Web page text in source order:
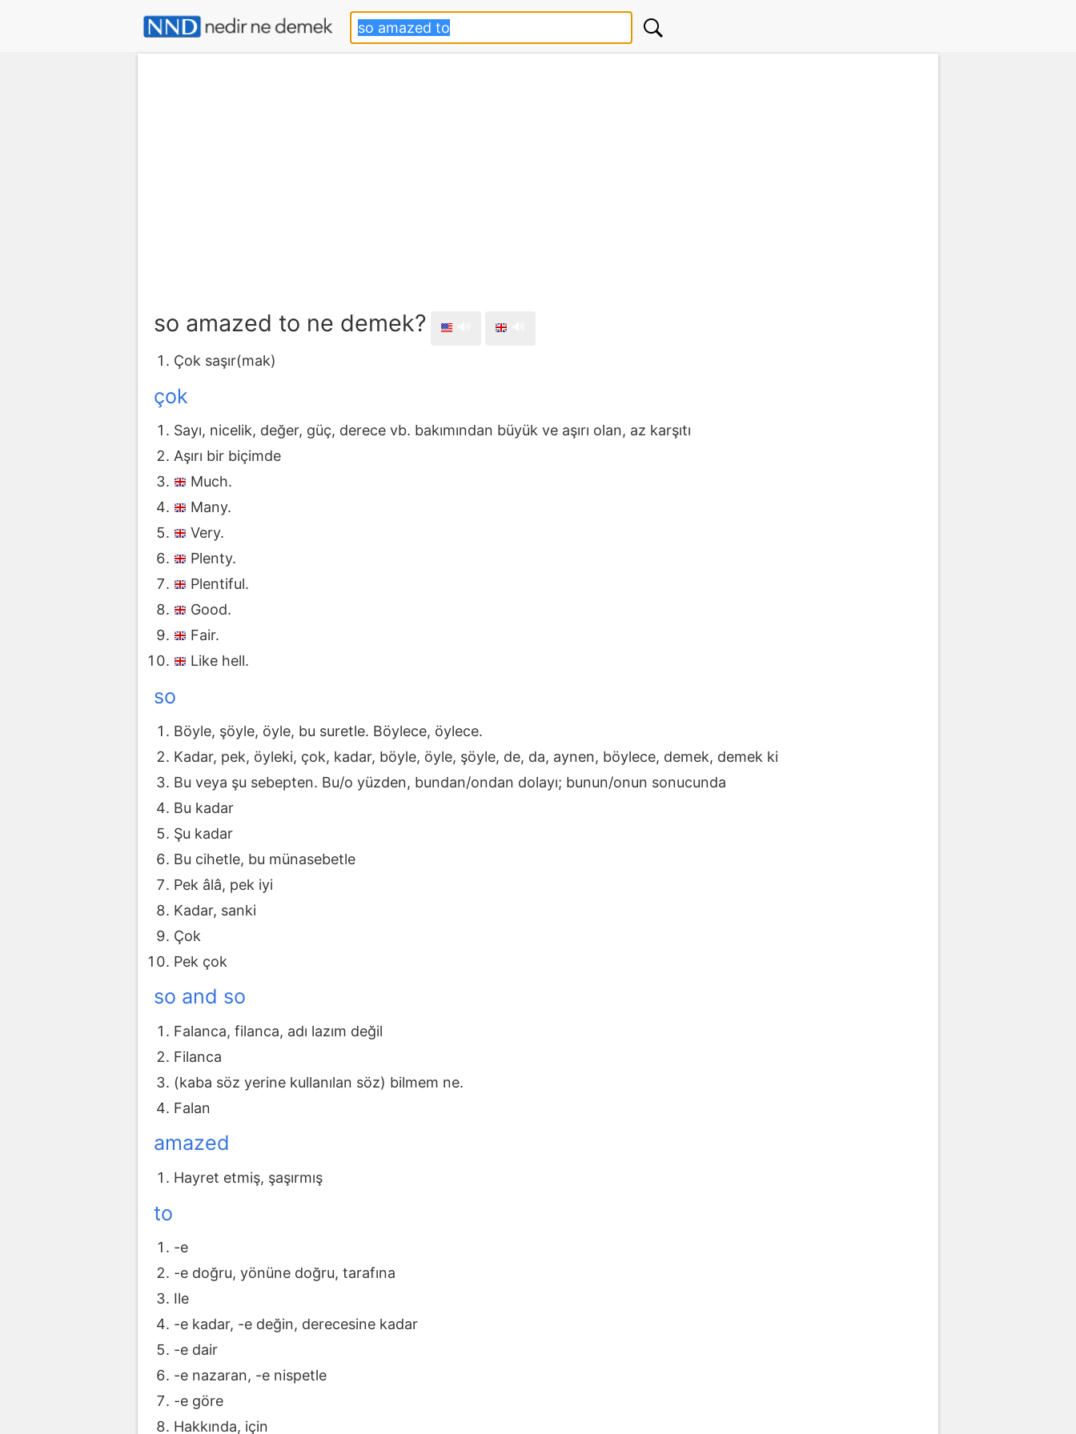
so amazed to ne demek?
Çok saşır(mak)
çok
Sayı, nicelik, değer, güç, derece vb. bakımından büyük ve aşırı olan, az karşıtı
Aşırı bir biçimde
Much.
Many.
Very.
Plenty.
Plentiful.
Good.
Fair.
Like hell.
so
Böyle, şöyle, öyle, bu suretle. Böylece, öylece.
Kadar, pek, öyleki, çok, kadar, böyle, öyle, şöyle, de, da, aynen, böylece, demek, demek ki
Bu veya şu sebepten. Bu/o yüzden, bundan/ondan dolayı; bunun/onun sonucunda
Bu kadar
Şu kadar
Bu cihetle, bu münasebetle
Pek âlâ, pek iyi
Kadar, sanki
Çok
Pek çok
so and so
Falanca, filanca, adı lazım değil
Filanca
(kaba söz yerine kullanılan söz) bilmem ne.
Falan
amazed
Hayret etmiş, şaşırmış
to
-e
-e doğru, yönüne doğru, tarafına
Ile
-e kadar, -e değin, derecesine kadar
-e dair
-e nazaran, -e nispetle
-e göre
Hakkında, için